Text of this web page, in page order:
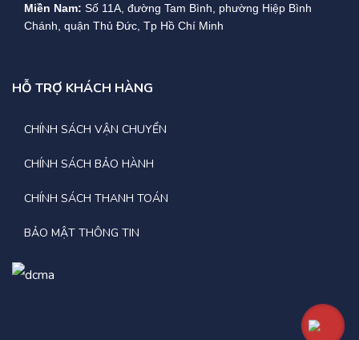
Miền Nam: Số 11A, đường Tam Bình, phường Hiệp Bình
Chánh, quận Thủ Đức, Tp Hồ Chí Minh
HỖ TRỢ KHÁCH HÀNG
CHÍNH SÁCH VẬN CHUYỂN
CHÍNH SÁCH BẢO HÀNH
CHÍNH SÁCH THANH TOÁN
BẢO MẬT THÔNG TIN